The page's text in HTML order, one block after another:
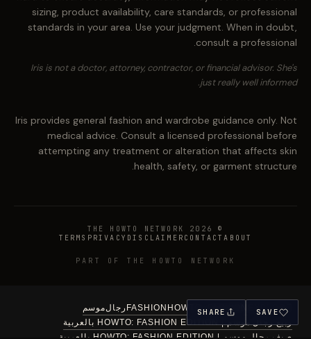
sizing, product availability, care standards, or professional
standards in your area. Use your judgment. When in doubt,
consult a professional.
Iris is not a doctor, attorney, contractor, or financial advisor. She's
just really well informed.
Iris provides general fashion and wardrobe guidance only. Not
medical advice. Consult a licensed professional before
attempting any treatment or alteration that affects skin
health, safety, or garment structure.
© 2026 THE HOWTO NETWORK
ABOUT
CONTACT
DISCLAIMER
PRIVACY
TERMS
PART OF THE HOWTO NETWORK
EXPLORE
HOWTO: FASHION
FASHION رجالموسم
ربيع رجال موسم | HOWTO: FASHION EDITION بالعربية
صيف رجال موسم | HOWTO: FASHION EDITION بالعربية
SAVE
SHARE